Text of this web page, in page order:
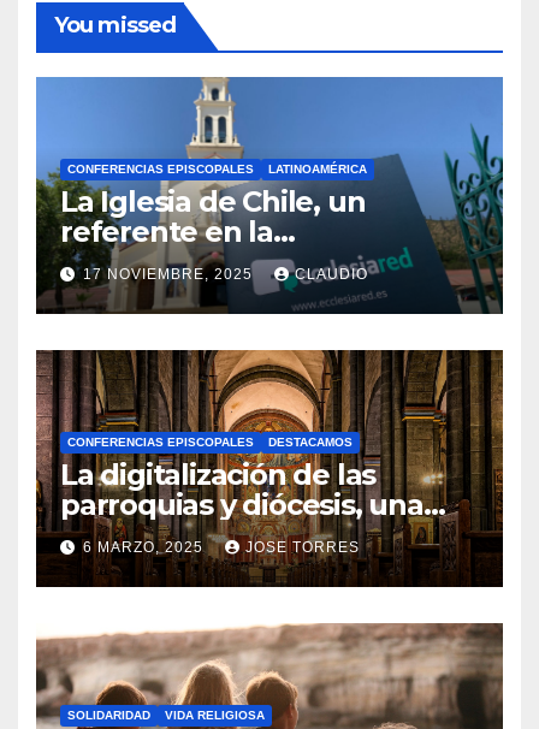
You missed
CONFERENCIAS EPISCOPALES LATINOAMÉRICA
La Iglesia de Chile, un
referente en la
transformación digital
gracias a Ecclesiared
17 NOVIEMBRE, 2025 CLAUDIO
N
O
H
A
Y
C
O
M
N
T
A
CONFERENCIAS EPISCOPALES DESTACAMOS
La digitalización de las
parroquias y diócesis, una
realidad ya para el futuro de
la Iglesia
6 MARZO, 2025 JOSE TORRES
N
O
H
A
SOLIDARIDAD VIDA RELIGIOSA